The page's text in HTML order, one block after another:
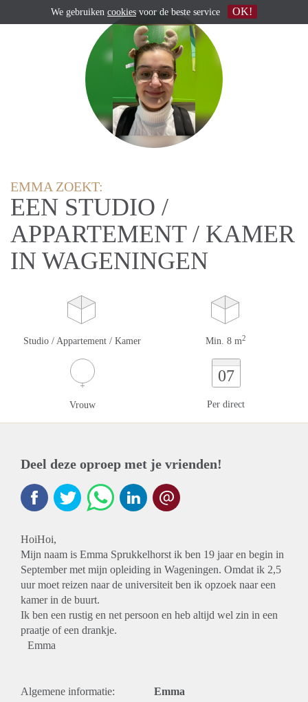
EMMA ZOEKT:
EEN STUDIO /
APPARTEMENT / KAMER
IN WAGENINGEN
Studio / Appartement / Kamer Min. 8 m2
Vrouw
07
Per direct
Deel deze oproep met je vrienden!
HoiHoi,
Mijn naam is Emma Sprukkelhorst ik ben 19 jaar en begin in
September met mijn opleiding in Wageningen. Omdat ik 2,5
uur moet reizen naar de universiteit ben ik opzoek naar een
kamer in de buurt.
Ik ben een rustig en net persoon en heb altijd wel zin in een
praatje of een drankje.
Emma
Algemene informatie: Emma
We gebruiken cookies voor de beste service OK!